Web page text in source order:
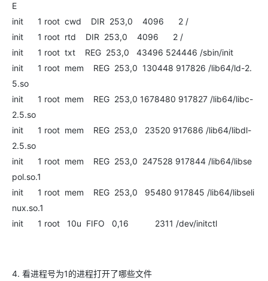
E
init 1 root cwd DIR 253,0 4096 2 /
init 1 root rtd DIR 253,0 4096 2 /
init 1 root txt REG 253,0 43496 524446 /sbin/init
init 1 root mem REG 253,0 130448 917826 /lib64/ld-2.
5.so
init 1 root mem REG 253,0 1678480 917827 /lib64/libc-
2.5.so
init 1 root mem REG 253,0 23520 917686 /lib64/libdl-
2.5.so
init 1 root mem REG 253,0 247528 917844 /lib64/libse
pol.so.1
init 1 root mem REG 253,0 95480 917845 /lib64/libseli
nux.so.1
init 1 root 10u FIFO 0,16 2311 /dev/initctl
4. 看进程号为1的进程打开了哪些文件